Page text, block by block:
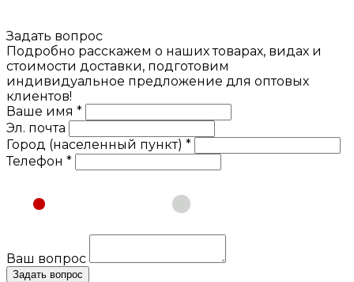
Задать вопрос
Подробно расскажем о наших товарах, видах и
стоимости доставки, подготовим
индивидуальное предложение для оптовых
клиентов!
Ваше имя *
Эл. почта
Город (населенный пункт) *
Телефон *
Юридическое лицо
Ваш вопрос
Задать вопрос